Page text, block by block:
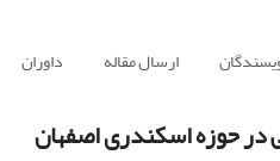
ارسال مقاله داوران
در حوزه اسکندری اصفهان